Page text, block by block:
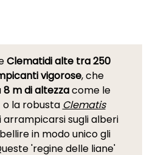
Clematidi alte tra 250
vigorose, che
8 m di altezzacome le
o la robusta Clematis
sugli alberi
in modo unico gli
'regine delle liane'